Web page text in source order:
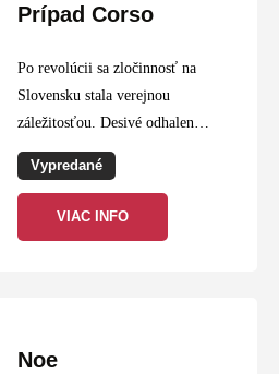
Prípad Corso
Po revolúcii sa zločinnosť na
Slovensku stala verejnou
záležitosťou. Desivé odhalenia
mafiánov a zábery z
mafiánskych vrážd šokovali
Vypredané
VIAC INFO
Noe